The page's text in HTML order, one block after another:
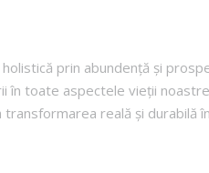
prin abundență și
în toate aspectele vieții
reală și durabilă